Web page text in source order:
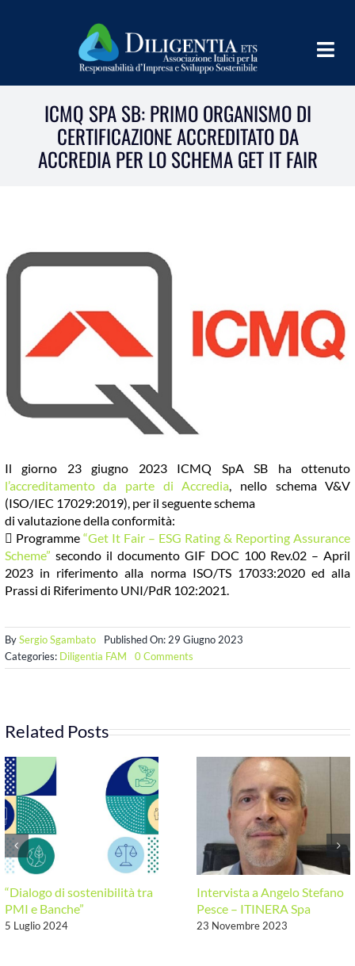
HOME
CHI SIAMO
IMPLEMENT
PROGRAMS
LOGIN
ICMQ SPA SB: PRIMO ORGANISMO DI
CERTIFICAZIONE ACCREDITATO DA
ACCREDIA PER LO SCHEMA GET IT FAIR
Il giorno 23 giugno 2023 ICMQ SpA SB ha ottenuto
l’accreditamento da parte di Accredia, nello schema V&V
(ISO/IEC 17029:2019), per il seguente schema
di valutazione della conformità:
 Programme “Get It Fair – ESG Rating & Reporting Assurance
Scheme” secondo il documento GIF DOC 100 Rev.02 – April
2023 in riferimento alla norma ISO/TS 17033:2020 ed alla
Prassi di Riferimento UNI/PdR 102:2021.
BySergio Sgambato
Published On: 29 Giugno 2023
Categories: Diligentia FAM 0 Commentson
ICMQ
di
accreditato
Accredia
schema
Fair
Related Posts
“Dialogo di sostenibilità tra
PMI e Banche”
5 Luglio 2024
Intervista a Angelo Stefano
Pesce – ITINERA Spa
23 Novembre 2023